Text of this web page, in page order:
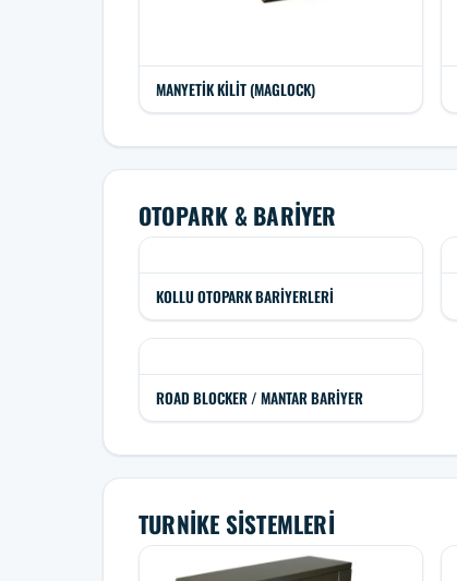
MANYETIK KILIT (MAGLOCK)
OTOPARK & BARIYER
KOLLU OTOPARK BARIYERLERI
ROAD BLOCKER / MANTAR BARIYER
TURNIKE SISTEMLERI